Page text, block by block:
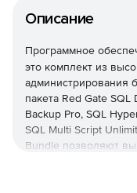
Описание
Программное
это комплект из
администрирования
пакета Red Gate
Backup Pro, SQL
SQL Multi Script
Bundle позволяют